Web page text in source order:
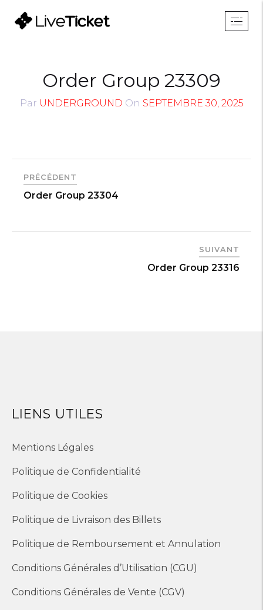
Order Group 23309
Par UNDERGROUND On SEPTEMBRE 30, 2025
PRÉCÉDENT
Order Group 23304
SUIVANT
Order Group 23316
LIENS UTILES
Mentions Légales
Politique de Confidentialité
Politique de Cookies
Politique de Livraison des Billets
Politique de Remboursement et Annulation
Conditions Générales d’Utilisation (CGU)
Conditions Générales de Vente (CGV)